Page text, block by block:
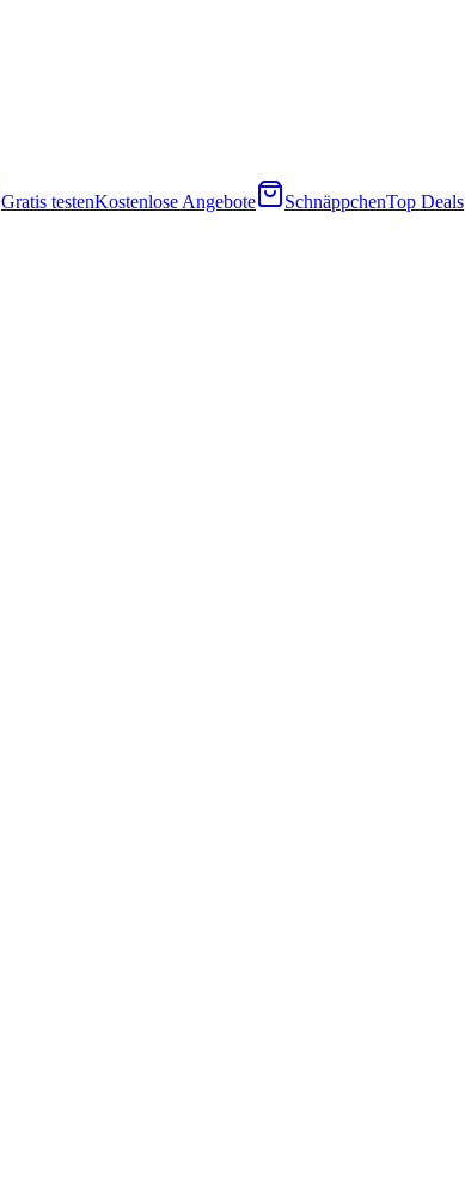
Gratis testenKostenlose Angebote SchnäppchenTop Deals